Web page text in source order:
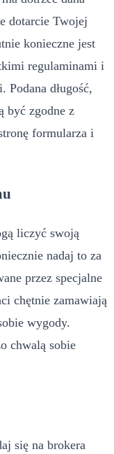
dotarcie Twojej
konieczne jest
regulaminami i
długość,
być zgodne z
formularza i
liczyć swoją
nadaj to za
przez specjalne
chętnie zamawiają
wygody.
chwalą sobie
się na brokera